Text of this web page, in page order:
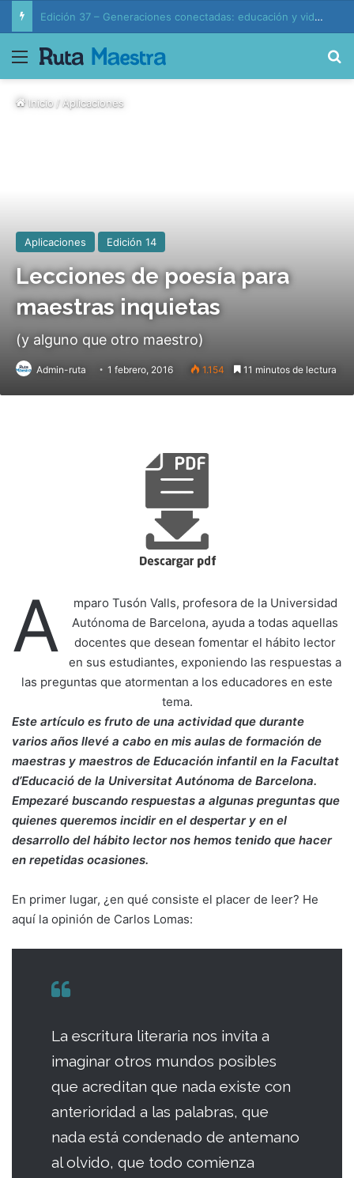
Generaciones conectadas: educación y vida en la era de la IA
Menú
Inicio/ Aplicaciones
Aplicaciones Edición 14
Lecciones de poesía para
maestras inquietas
(y alguno que otro maestro)
Admin-ruta 1 febrero, 2016 1.154 11 minutos de lectura
A
mparo Tusón Valls, profesora de la Universidad
Autónoma de Barcelona, ayuda a todas aquellas
docentes que desean fomentar el hábito lector
en sus estudiantes, exponiendo las respuestas a
las preguntas que atormentan a los educadores en este
tema.
Este artículo es fruto de una actividad que durante
varios años llevé a cabo en mis aulas de formación de
maestras y maestros de Educación infantil en la Facultat
d’Educació de la Universitat Autónoma de Barcelona.
Empezaré buscando respuestas a algunas preguntas que
quienes queremos incidir en el despertar y en el
desarrollo del hábito lector nos hemos tenido que hacer
en repetidas ocasiones.
En primer lugar, ¿en qué consiste el placer de leer? He
aquí la opinión de Carlos Lomas:
La escritura literaria nos invita a
imaginar otros mundos posibles
que acreditan que nada existe con
anterioridad a las palabras, que
nada está condenado de antemano
al olvido, que todo comienza